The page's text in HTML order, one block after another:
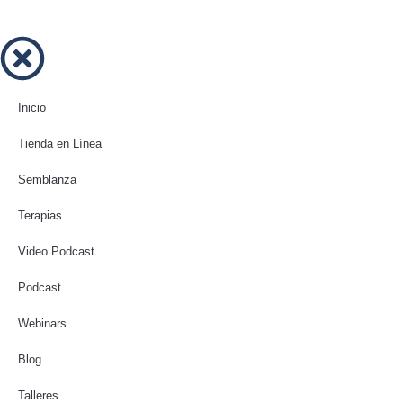
Inicio
Tienda en Línea
Semblanza
Terapias
Video Podcast
Podcast
Webinars
Blog
Talleres